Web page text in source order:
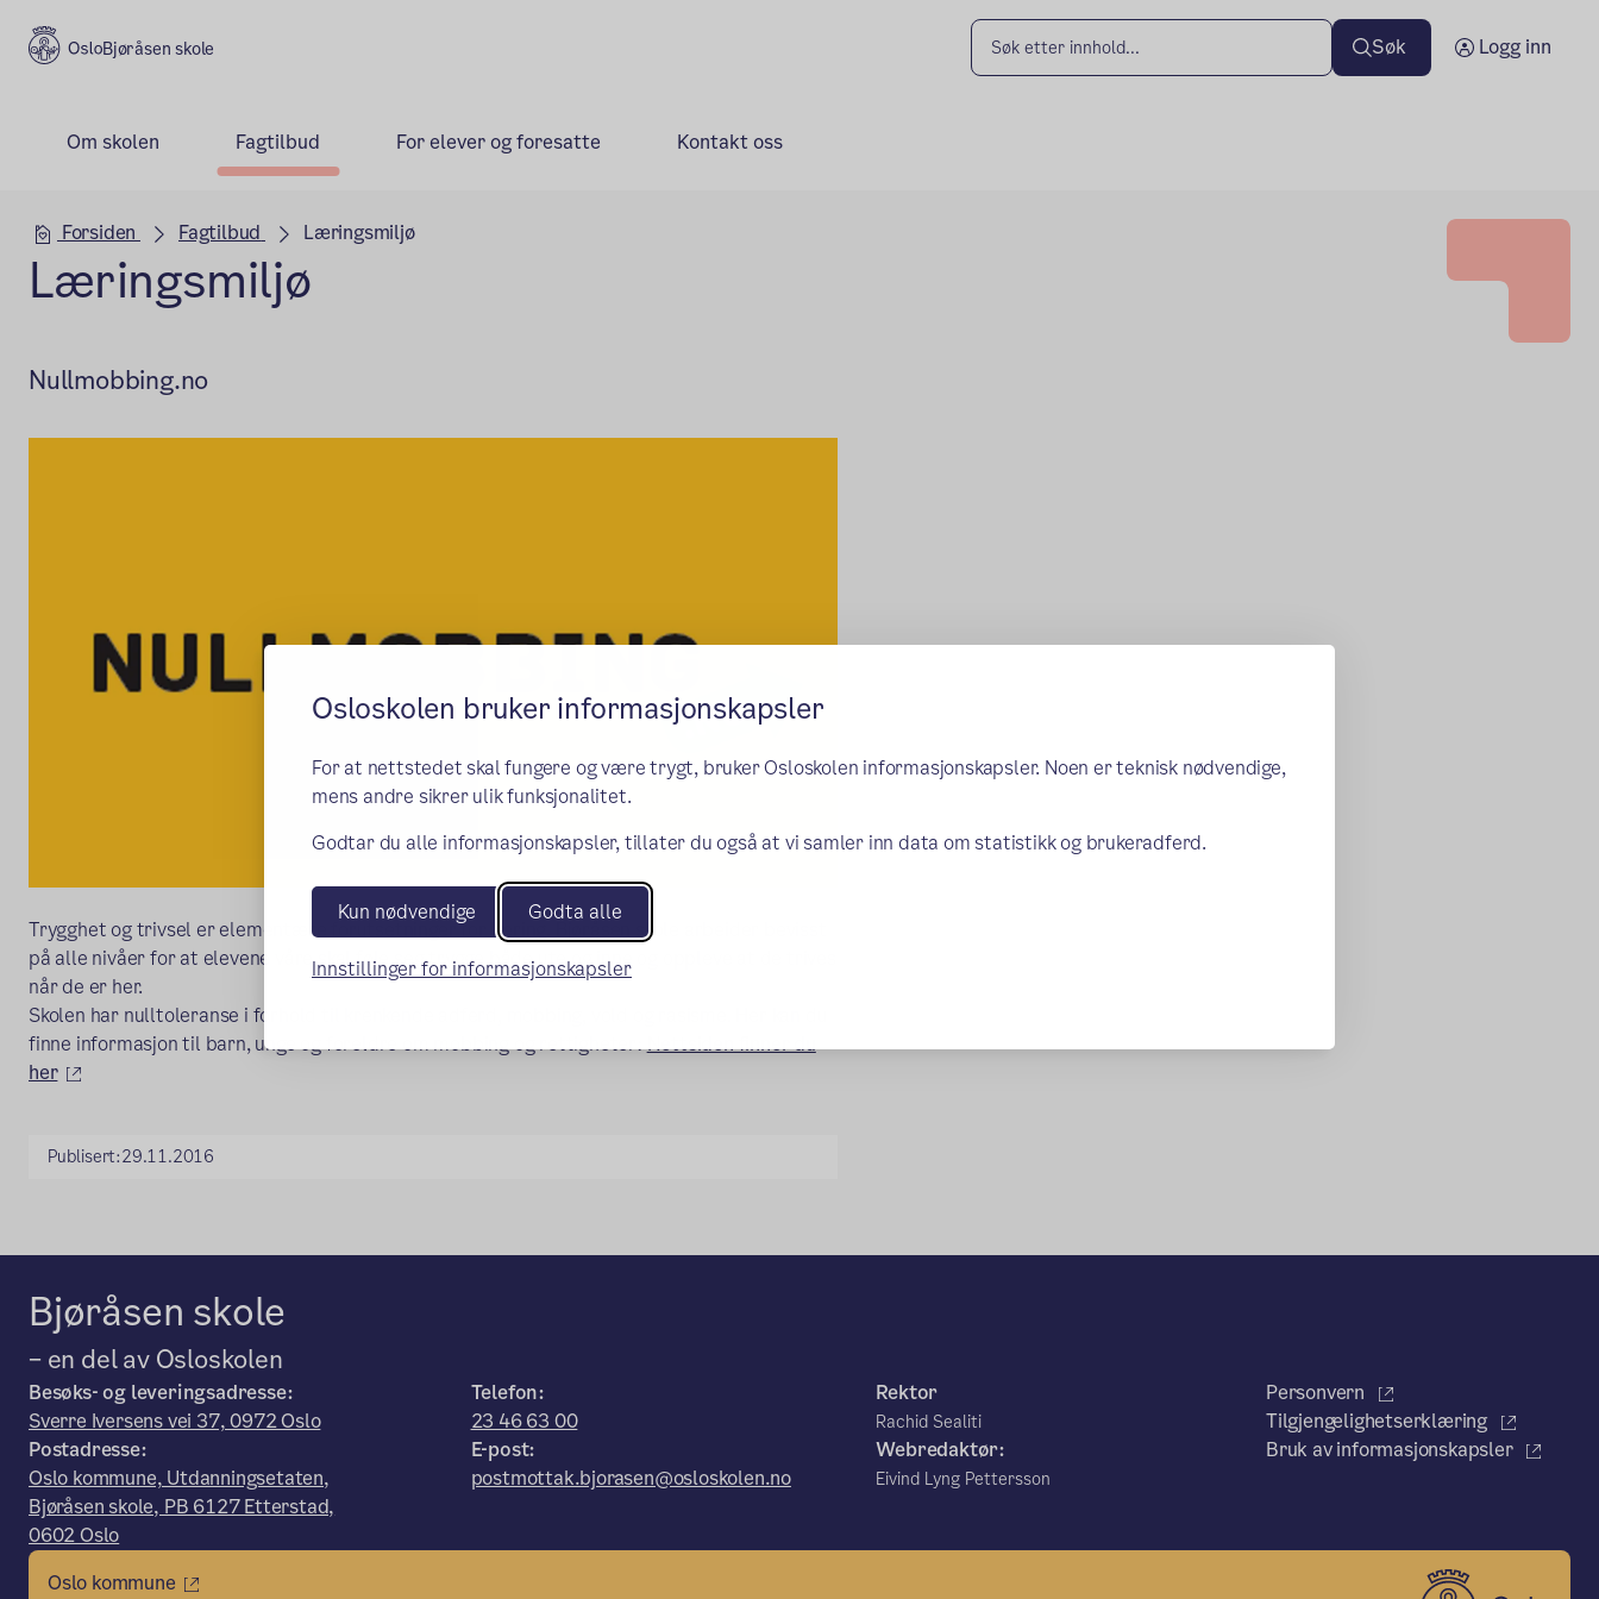
Osloskolen bruker informasjonskapsler
For at nettstedet skal fungere og være trygt, bruker Osloskolen informasjonskapsler. Noen er teknisk nødvendige,
mens andre sikrer ulik funksjonalitet.
Godtar du alle informasjonskapsler, tillater du også at vi samler inn data om statistikk og brukeradferd.
Kun nødvendige Godta alle
Innstillinger for informasjonskapsler
Bjøråsen skole Søk Logg inn
Om skolen Fagtilbud For elever og foresatte Kontakt oss
Hovedseksjon
Forsiden Fagtilbud Læringsmiljø
Læringsmiljø
Nullmobbing.no
Trygghet og trivsel er elementære forutsetninger for læring. Bjøråsen skole arbeider bevisst
på alle nivåer for at elevene våre skal føle seg trygge både ute og inne og oppleve at de trives
når de er her.
Skolen har nulltoleranse i forhold til krenkende adferd, mobbing, vold og rasisme. Her kan du
finne informasjon til barn, unge og foreldre om mobbing og rettigheter:Nettsiden finner du
her
(ekstern lenke)
Publisert:29.11.2016
Bjøråsen skole
– en del av Osloskolen
Besøks- og leveringsadresse:
Sverre Iversens vei 37, 0972 Oslo
Postadresse:
Oslo kommune, Utdanningsetaten,
Bjøråsen skole, PB 6127 Etterstad,
0602 Oslo
Telefon:
23 46 63 00
E-post:
postmottak.bjorasen@osloskolen.no
Rektor
Rachid Sealiti
Webredaktør:
Eivind Lyng Pettersson
Personvern
Tilgjengelighetserklæring
Bruk av informasjonskapsler
Oslo kommune